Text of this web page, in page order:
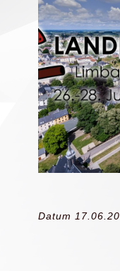
Datum